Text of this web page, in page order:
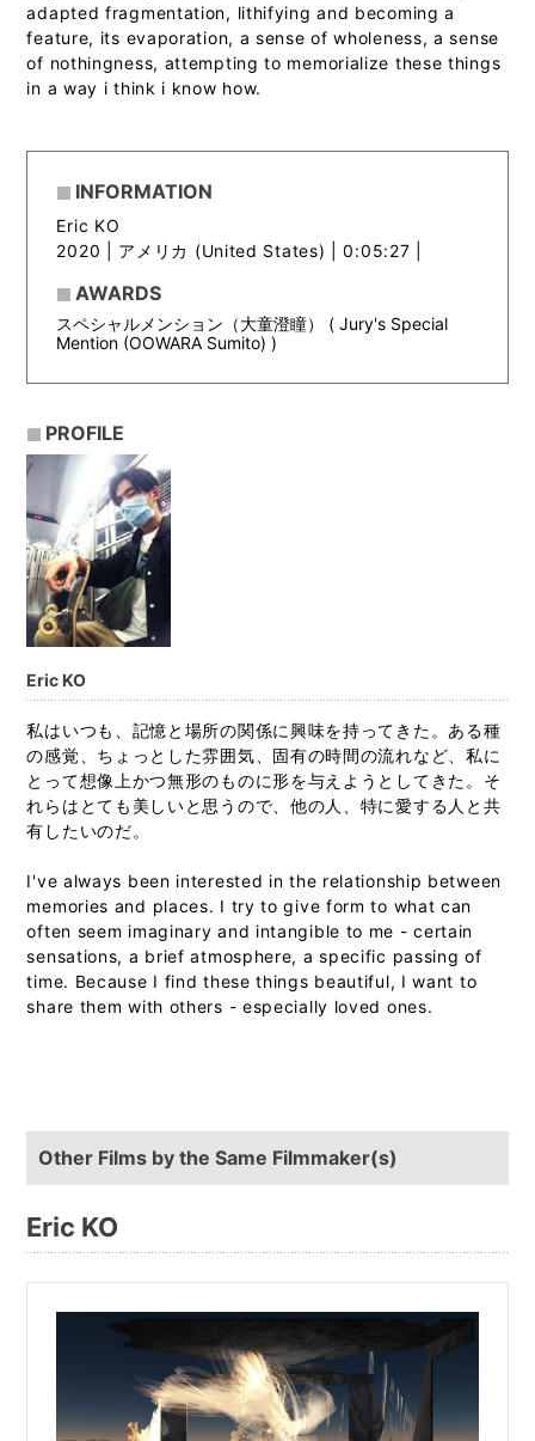
adapted fragmentation, lithifying and becoming a
feature, its evaporation, a sense of wholeness, a sense
of nothingness, attempting to memorialize these things
in a way i think i know how.
INFORMATION
Eric KO
2020 | アメリカ (United States) | 0:05:27 |
AWARDS
スペシャルメンション（大童澄瞳） ( Jury's Special
Mention (OOWARA Sumito) )
PROFILE
Eric KO
私はいつも、記憶と場所の関係に興味を持ってきた。ある種
の感覚、ちょっとした雰囲気、固有の時間の流れなど、私に
とって想像上かつ無形のものに形を与えようとしてきた。そ
れらはとても美しいと思うので、他の人、特に愛する人と共
有したいのだ。
I've always been interested in the relationship between
memories and places. I try to give form to what can
often seem imaginary and intangible to me - certain
sensations, a brief atmosphere, a specific passing of
time. Because I find these things beautiful, I want to
share them with others - especially loved ones.
Other Films by the Same Filmmaker(s)
Eric KO